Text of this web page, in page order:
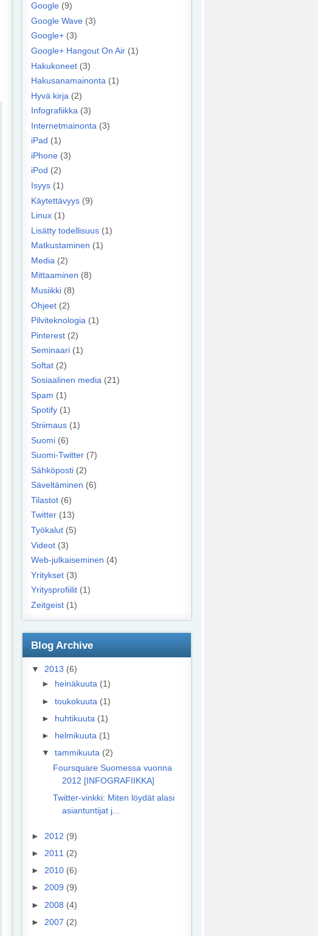
Google (9)
Google Wave (3)
Google+ (3)
Google+ Hangout On Air (1)
Hakukoneet (3)
Hakusanamainonta (1)
Hyvä kirja (2)
Infografiikka (3)
Internetmainonta (3)
iPad (1)
iPhone (3)
iPod (2)
Isyys (1)
Käytettävyys (9)
Linux (1)
Lisätty todellisuus (1)
Matkustaminen (1)
Media (2)
Mittaaminen (8)
Musiikki (8)
Ohjeet (2)
Pilviteknologia (1)
Pinterest (2)
Seminaari (1)
Softat (2)
Sosiaalinen media (21)
Spam (1)
Spotify (1)
Striimaus (1)
Suomi (6)
Suomi-Twitter (7)
Sähköposti (2)
Säveltäminen (6)
Tilastot (6)
Twitter (13)
Työkalut (5)
Videot (3)
Web-julkaiseminen (4)
Yritykset (3)
Yritysprofiilit (1)
Zeitgeist (1)
Blog Archive
▼ 2013 (6)
► heinäkuuta (1)
►toukokuuta (1)
► huhtikuuta (1)
► helmikuuta (1)
▼tammikuuta (2)
Foursquare Suomessa vuonna
2012 [INFOGRAFIIKKA]
Twitter-vinkki: Miten löydät alasi
asiantuntijat j...
► 2012 (9)
► 2011 (2)
► 2010 (6)
► 2009 (9)
► 2008 (4)
► 2007 (2)